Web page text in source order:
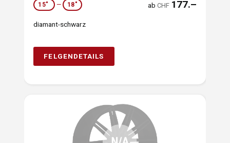
15" — 18" abCHF 177.–
diamant-schwarz
FELGENDETAILS